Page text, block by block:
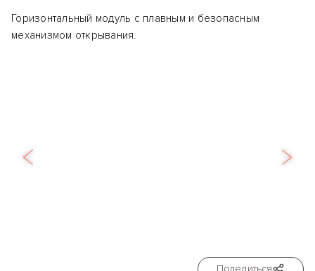
Горизонтальный модуль с плавным и безопасным
механизмом открывания.